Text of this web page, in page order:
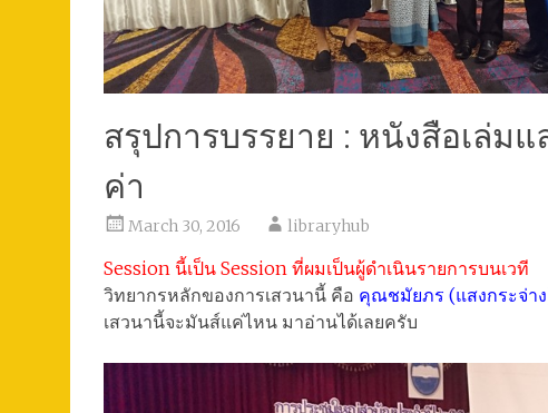
สรุปการบรรยาย : หนังสือเล่
ค่า
March 30, 2016 libraryhub
Session นี้เป็น Session ที่ผมเป็นผู้ดำเนินรายการบนเวที
วิทยากรหลักของการเสวนานี้ คือ คุณชมัยภร (แสงกระจ่า
เสวนานี้จะมันส์แค่ไหน มาอ่านได้เลยครับ